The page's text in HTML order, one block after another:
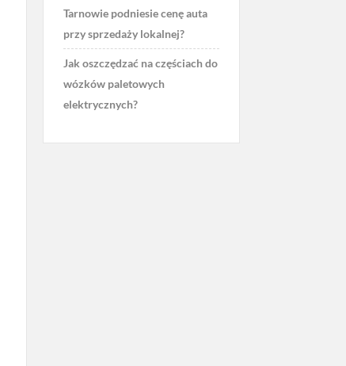
Tarnowie podniesie cenę auta
przy sprzedaży lokalnej?
Jak oszczędzać na częściach do
wózków paletowych
elektrycznych?